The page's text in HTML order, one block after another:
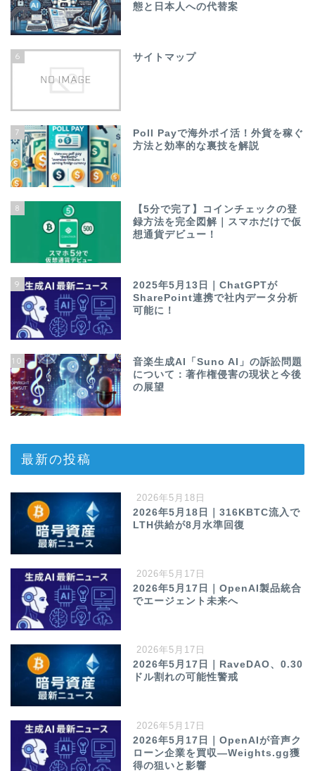
態と日本人への代替案
6 サイトマップ
7
Poll Payで海外ポイ活！外貨を稼ぐ
方法と効率的な裏技を解説
8
【5分で完了】コインチェックの登
録方法を完全図解｜スマホだけで仮
想通貨デビュー！
9
2025年5月13日｜ChatGPTが
SharePoint連携で社内データ分析
可能に！
10
音楽生成AI「Suno AI」の訴訟問題
について：著作権侵害の現状と今後
の展望
最新の投稿
2026年5月18日
2026年5月18日｜316KBTC流入で
LTH供給が8月水準回復
2026年5月17日
2026年5月17日｜OpenAI製品統合
でエージェント未来へ
2026年5月17日
2026年5月17日｜RaveDAO、0.30
ドル割れの可能性警戒
2026年5月17日
2026年5月17日｜OpenAIが音声ク
ローン企業を買収—Weights.gg獲
得の狙いと影響